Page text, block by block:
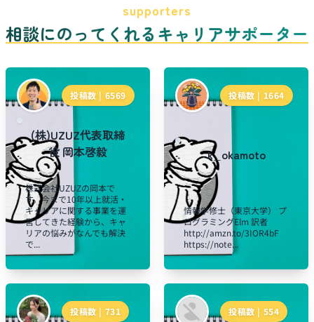
supporters
相談にのってくれるキャリアサポーター
投稿数 | 6569
(株)UZUZ代表取締
役 岡本啓毅
株式会社UZUZの岡本で
す。今まで10年以上就活・
キャリアに関する事業を運
営してきた経験から、キャ
リアの悩みがなんでも解決
で...
投稿数 | 1664
k_okamoto
情報学修士（東京大学） プ
ログラミングElm 訳者
http://amzn.to/3IOR4bF
https://note...
投稿数 | 731 投稿数 | 554